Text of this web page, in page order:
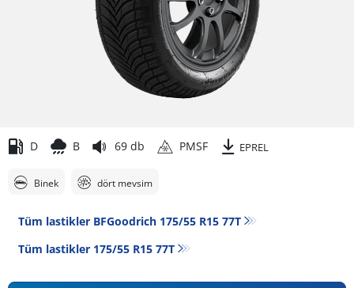
D B 69 db PMSF EPREL
Binek dört mevsim
Tüm lastikler BFGoodrich 175/55 R15 77T
Tüm lastikler‎ 175/55 R15 77T